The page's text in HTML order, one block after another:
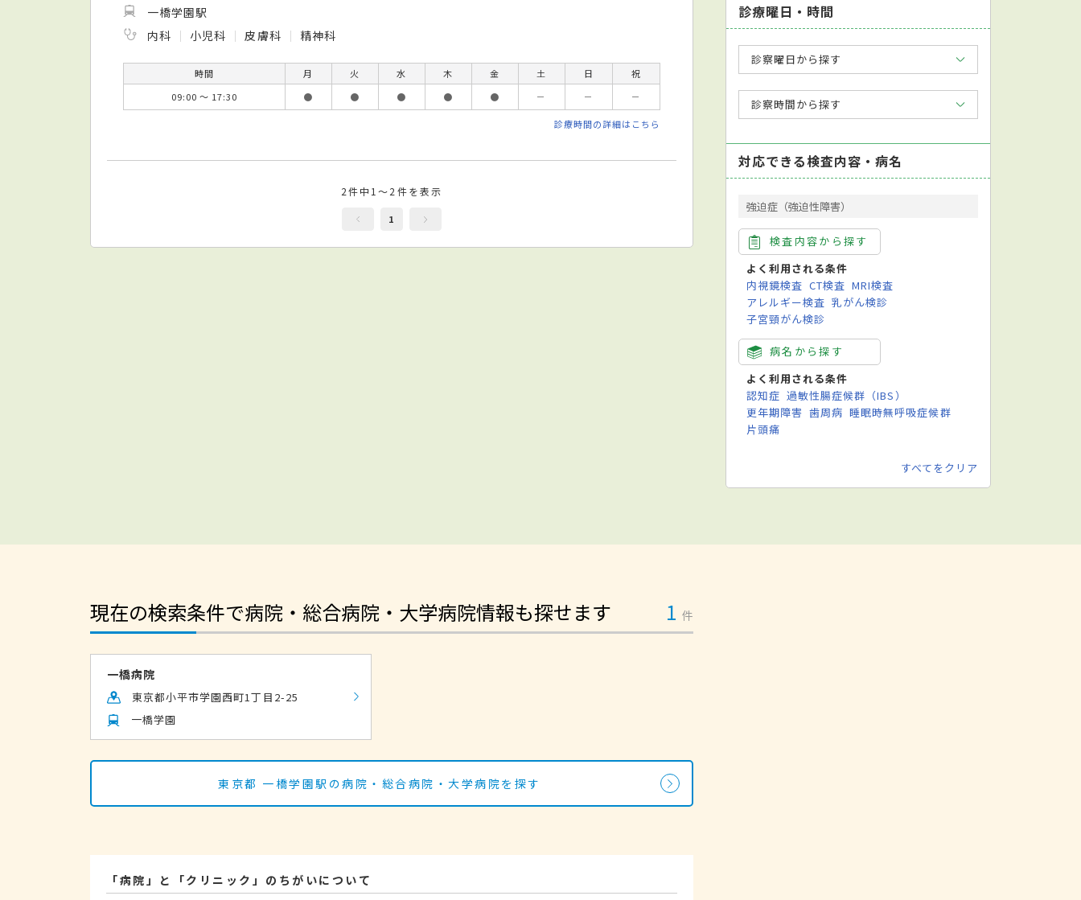
一橋学園駅
内科
小児科 皮膚科 精神科
時間 月 火 水 木 金 土 日
祝
09:00 ～ 17:30
● ● ● ● ● － － －
診療時間の詳細はこちら
2件中1～2件を表示
1
診療曜日・時間
診察曜日から探す
診察時間から探す
対応できる検査内容・病名
強迫症（強迫性障害）
検査内容から探す
よく利用される条件
内視鏡検査 CT検査 MRI検査
アレルギー検査 乳がん検診
子宮頸がん検診
病名から探す
よく利用される条件
認知症 過敏性腸症候群（IBS）
更年期障害 歯周病 睡眠時無呼吸症候群
片頭痛
すべてをクリア
現在の検索条件で病院・総合病院・大学病院情報も探せます 1 件
一橋病院
東京都小平市学園西町1丁目2-25
一橋学園
東京都 一橋学園駅の病院・総合病院・大学病院を探す
「病院」と「クリニック」のちがいについて